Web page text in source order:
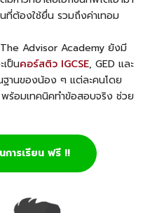
ที่ต้องใช้ยื่น รวมถึงค่าเทอม
Advisor Academy ยังมี
ป็นคอร์สติว IGCSE, GED และ
ฐานของน้อง ๆ แต่ละคนโดย
พร้อมเทคนิคทำข้อสอบจริง ช่วย
การเรียน ฟรี !!